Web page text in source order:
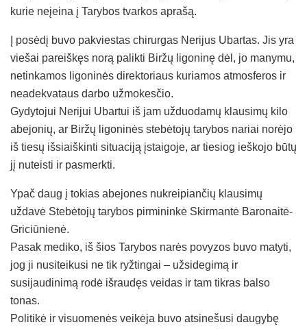
kurie neįeina į Tarybos tvarkos aprašą.
Į posėdį buvo pakviestas chirurgas Nerijus Ubartas. Jis yra
viešai pareiškęs norą palikti Biržų ligoninę dėl, jo manymu,
netinkamos ligoninės direktoriaus kuriamos atmosferos ir
neadekvataus darbo užmokesčio.
Gydytojui Nerijui Ubartui iš jam užduodamų klausimų kilo
abejonių, ar Biržų ligoninės stebėtojų tarybos nariai norėjo
iš tiesų išsiaiškinti situaciją įstaigoje, ar tiesiog ieškojo būtų
jį nuteisti ir pasmerkti.
Ypač daug į tokias abejones nukreipiančių klausimų
uždavė Stebėtojų tarybos pirmininkė Skirmantė Baronaitė-
Griciūnienė.
Pasak mediko, iš šios Tarybos narės povyzos buvo matyti,
jog ji nusiteikusi ne tik ryžtingai – užsidegimą ir
susijaudinimą rodė išraudęs veidas ir tam tikras balso
tonas.
Politikė ir visuomenės veikėja buvo atsinešusi daugybę